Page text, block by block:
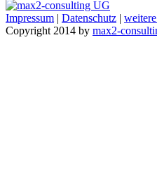
Impressum | Datenschutz |
Copyright 2014 by max2-